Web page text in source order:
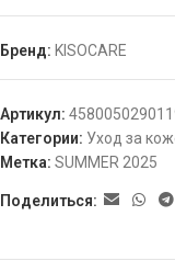
Бренд: KISOCARE
Артикул:
Категории: Уход за
Метка: SUMMER 2025
Поделиться: